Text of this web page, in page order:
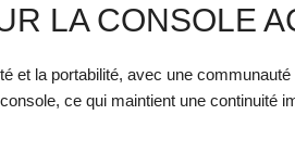
LA CONSOLE
et la portabilité, avec une
ce qui maintient une continuité